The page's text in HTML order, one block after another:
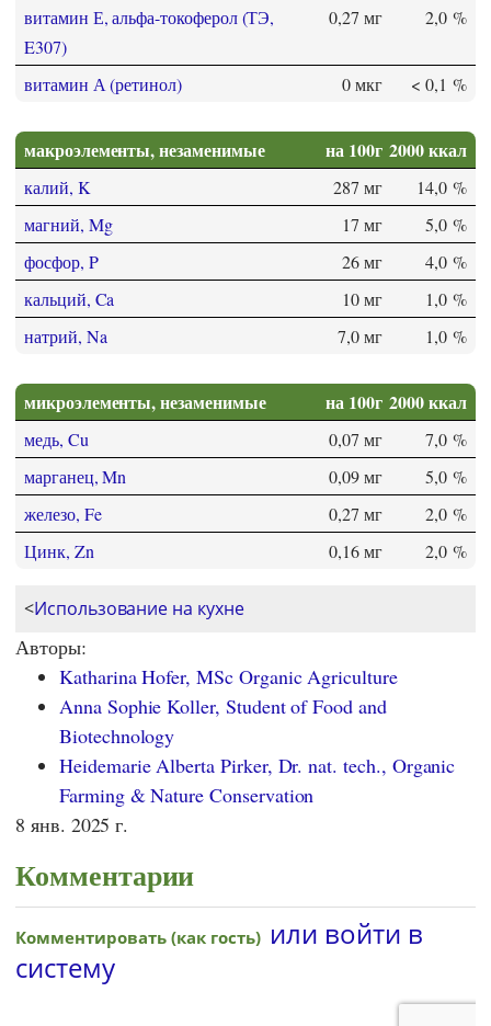
витамин Е, альфа-токоферол (ТЭ,
E307)
0,27 мг 2,0 %
витамин А (ретинол) 0 мкг < 0,1 %
макроэлементы, незаменимые на 100г 2000 ккал
калий, K 287 мг
14,0 %
магний, Mg
17 мг
5,0 %
фосфор, P
26 мг
4,0 %
кальций, Ca
10 мг
1,0 %
натрий, Na
7,0 мг 1,0 %
микроэлементы, незаменимые на 100г 2000 ккал
медь, Cu 0,07 мг
7,0 %
марганец, Mn
0,09 мг
5,0 %
железо, Fe
0,27 мг
2,0 %
Цинк, Zn
0,16 мг 2,0 %
<Использование на кухне
Авторы:
Katharina Hofer, MSc Organic Agriculture
Anna Sophie Koller, Student of Food and
Biotechnology
Heidemarie Alberta Pirker, Dr. nat. tech., Organic
Farming & Nature Conservation
8 янв. 2025 г.
Комментарии